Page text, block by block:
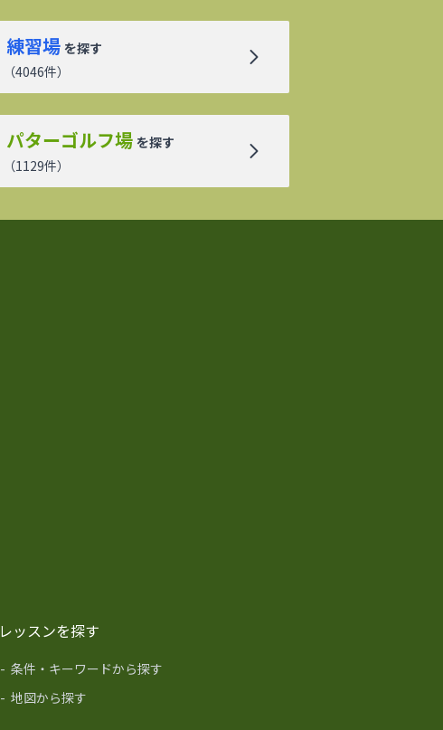
練習場 を探す
（4046件）
パターゴルフ場 を探す
（1129件）
レッスンを探す
- 条件・キーワードから探す
- 地図から探す